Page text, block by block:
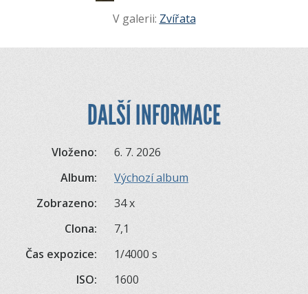
V galerii: Zvířata
DALŠÍ INFORMACE
Vloženo:
6. 7. 2026
Album:
Výchozí album
Zobrazeno:
34 x
Clona:
7,1
Čas expozice:
1/4000 s
ISO:
1600